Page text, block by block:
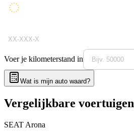
Voer je kilometerstand in
Wat is mijn auto waard?
Vergelijkbare voertuigen
SEAT Arona